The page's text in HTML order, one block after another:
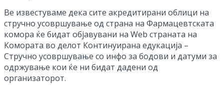
Ве известуваме дека сите акредитирани облици на
стручно усовршување од страна на Фармацевтската
комора ќе бидат објавувани на Web страната на
Комората во делот Континуирана едукација –
Стручно усовршување со инфо за бодови и датуми за
одржување кои ќе ни бидат дадени од
организаторот.